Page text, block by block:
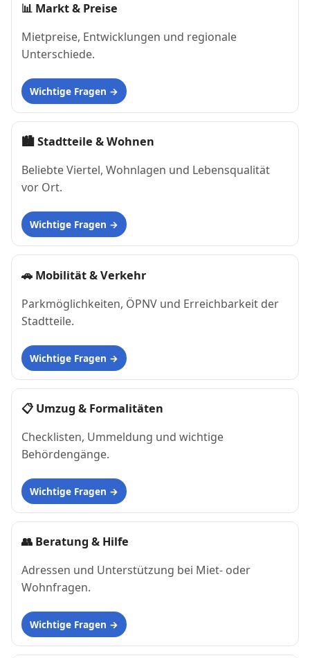
📊 Markt & Preise
Mietpreise, Entwicklungen und regionale
Unterschiede.
Wichtige Fragen
🏙Stadtteile & Wohnen
Beliebte Viertel, Wohnlagen und Lebensqualität
vor Ort.
Wichtige Fragen
🚗 Mobilität & Verkehr
Parkmöglichkeiten, ÖPNV und Erreichbarkeit der
Stadtteile.
Wichtige Fragen
📋 Umzug & Formalitäten
Checklisten, Ummeldung und wichtige
Behördengänge.
Wichtige Fragen
👥 Beratung & Hilfe
Adressen und Unterstützung bei Miet- oder
Wohnfragen.
Wichtige Fragen